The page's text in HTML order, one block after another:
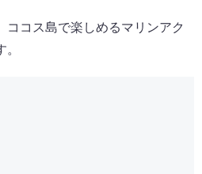
ココス島で楽しめるマリンアク